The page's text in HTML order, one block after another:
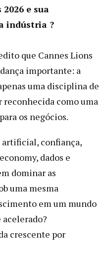
e sua
indústria ?
que Cannes Lions
importante: a
uma disciplina de
reconhecida como uma
os negócios.
confiança,
dados e
dominar as
uma mesma
em um mundo
acelerado?
crescente por